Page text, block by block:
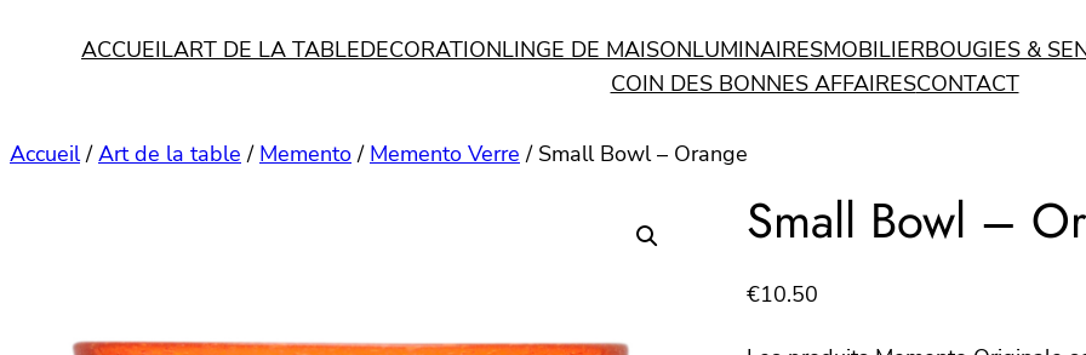
ACCUEILART DE LA TABLEDECORATIONLINGE DE MAISONLUMINAIRESMOBILIERBOUGIES &
COIN DES BONNES AFFAIRESCONTACT
Accueil/Art de la table / Memento/ Memento Verre / Small Bowl – Orange
Small Bowl –
€10.50